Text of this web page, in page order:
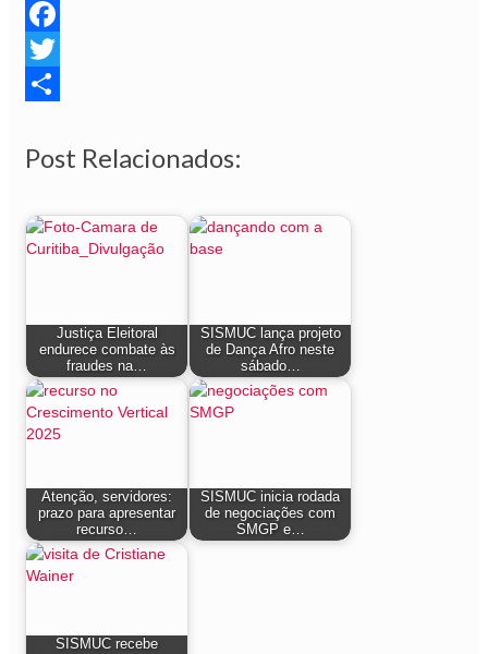
Facebook
Twitter
Post Relacionados:
Justiça Eleitoral
endurece combate às
fraudes na…
SISMUC lança projeto
de Dança Afro neste
sábado…
Atenção, servidores:
prazo para apresentar
recurso…
SISMUC inicia rodada
de negociações com
SMGP e…
SISMUC recebe